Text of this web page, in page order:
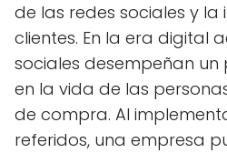
de las redes sociales y la
clientes. En la era digital
sociales desempeñan
en la vida de las
de compra. Al
referidos, una empresa